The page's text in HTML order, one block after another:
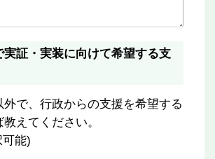
実証・実装に向けて希望する支
外で、行政からの支援を希望する
えてください。
可能)